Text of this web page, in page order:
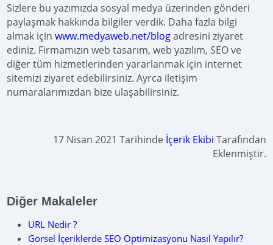
Sizlere bu yazımızda sosyal medya üzerinden gönderi
paylaşmak hakkında bilgiler verdik. Daha fazla bilgi
almak içinwww.medyaweb.net/blogadresini ziyaret
ediniz. Firmamızın web tasarım, web yazılım, SEO ve
diğer tüm hizmetlerinden yararlanmak için internet
sitemizi ziyaret edebilirsiniz. Ayrca iletişim
numaralarımızdan bize ulaşabilirsiniz.
17 Nisan 2021 Tarihinde İçerik Ekibi Tarafından
Eklenmiştir.
Diğer Makaleler
URL Nedir ?
Görsel İçeriklerde SEO Optimizasyonu Nasıl Yapılır?